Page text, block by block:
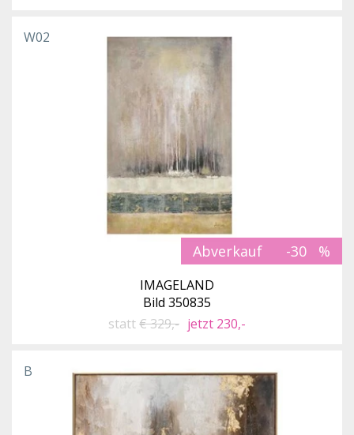
Abverkauf -30
W02
IMAGELAND
Bild 350835
statt€ 329,- jetzt 230,-
B